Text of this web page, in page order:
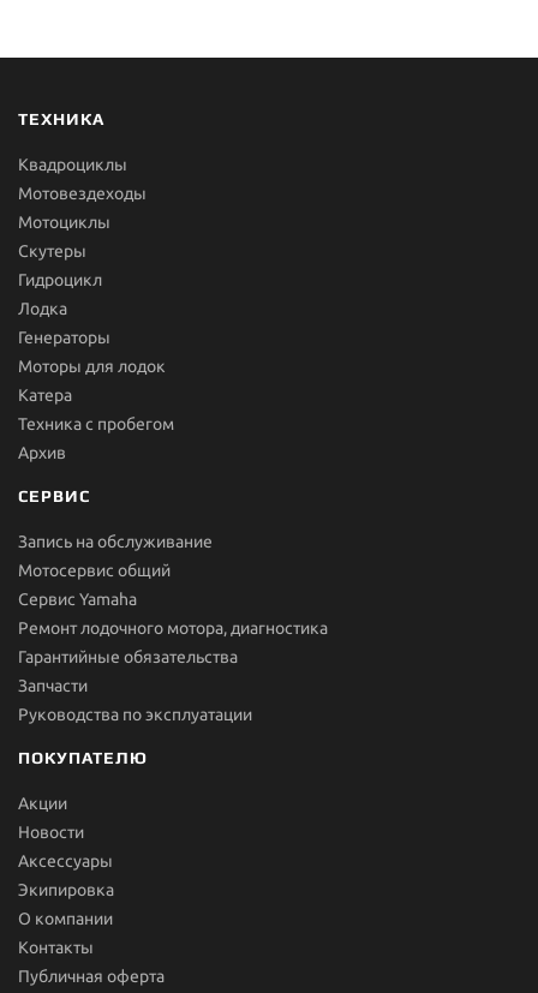
ТЕХНИКА
Квадроциклы
Мотовездеходы
Мотоциклы
Скутеры
Гидроцикл
Лодка
Генераторы
Моторы для лодок
Катера
Техника с пробегом
Архив
СЕРВИС
Запись на обслуживание
Мотосервис общий
Сервис Yamaha
Ремонт лодочного мотора, диагностика
Гарантийные обязательства
Запчасти
Руководства по эксплуатации
ПОКУПАТЕЛЮ
Акции
Новости
Aксессуары
Экипировка
О компании
Контакты
Публичная оферта